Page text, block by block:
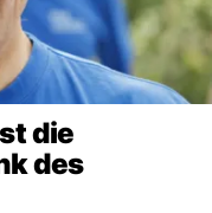
die
des